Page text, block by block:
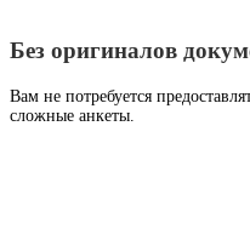
Без оригиналов
Вам не потребуется
сложные анкеты.